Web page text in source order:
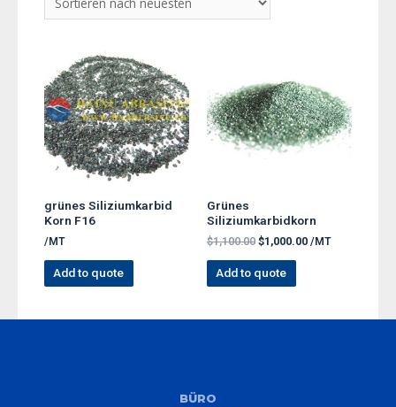
grünes Siliziumkarbid
Korn F16
/MT
Add to quote
Grünes
Siliziumkarbidkorn
$1,100.00 $1,000.00 /MT
Add to quote
BÜRO